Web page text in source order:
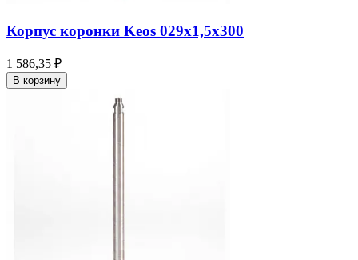
Корпус коронки Keos 029x1,5x300
1 586,35 ₽
В корзину